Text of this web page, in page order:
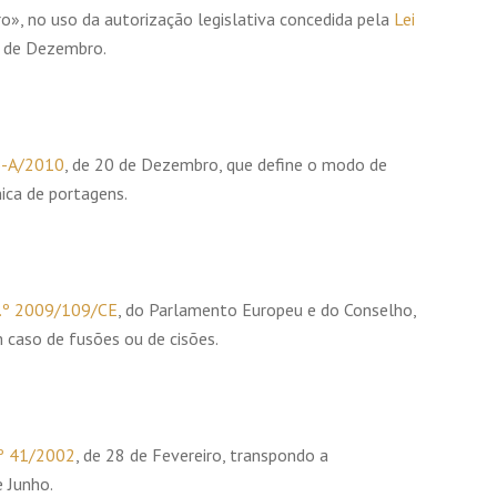
no uso da autorização legislativa concedida pela Lei
Dezembro.
A/2010, de 20 de Dezembro, que define o modo de
de portagens.
2009/109/CE, do Parlamento Europeu e do Conselho,
de fusões ou de cisões.
41/2002, de 28 de Fevereiro, transpondo a